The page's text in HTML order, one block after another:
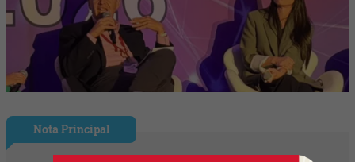
Nota Principal